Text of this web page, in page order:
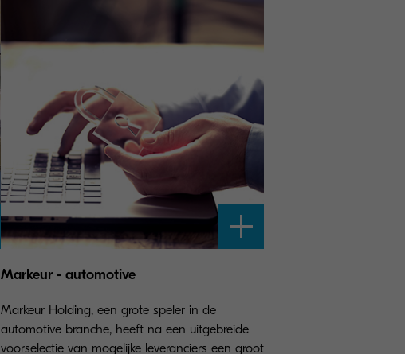
Markeur - automotive
Markeur Holding, een grote speler in de
automotive branche, heeft na een uitgebreide
voorselectie van mogelijke leveranciers een groot